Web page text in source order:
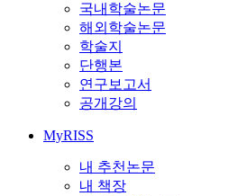
국내학술논문
해외학술논문
학술지
단행본
연구보고서
공개강의
MyRISS
내 추천논문
내 책장